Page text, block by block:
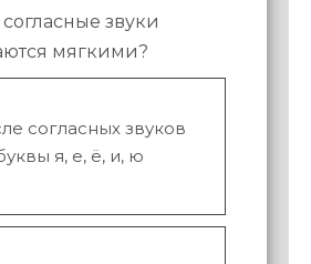
звуки
мягкими?
согласных звуков
я, е, ё, и, ю